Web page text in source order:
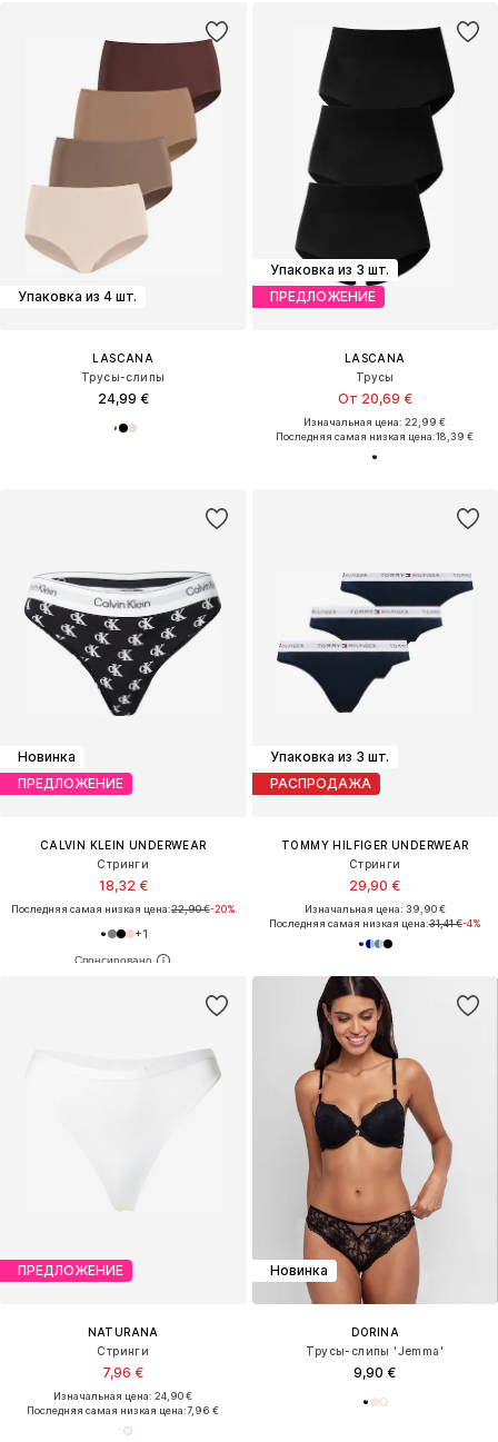
Упаковка из 4 шт.
LASCANA
Трусы-слипы
24,99 €
Упаковка из 3 шт.
ПРЕДЛОЖЕНИЕ
LASCANA
Трусы
От 20,69 €
Изначальная цена: 22,99 €
Последняя самая низкая цена:18,39 €
Новинка
ПРЕДЛОЖЕНИЕ
CALVIN KLEIN UNDERWEAR
Стринги
18,32 €
Последняя самая низкая цена:22,90 €-20%
+1
Упаковка из 3 шт.
РАСПРОДАЖА
TOMMY HILFIGER UNDERWEAR
Стринги
29,90 €
Изначальная цена: 39,90 €
Последняя самая низкая цена:31,41 €-4%
ПРЕДЛОЖЕНИЕ
NATURANA
Стринги
7,96 €
Изначальная цена: 24,90 €
Последняя самая низкая цена:7,96 €
Новинка
DORINA
Трусы-слипы 'Jemma'
9,90 €